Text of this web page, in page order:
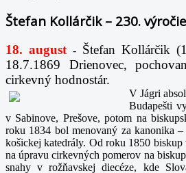
Štefan Kollárčik – 230.
18. august -
Štefan Kollárčik
18.7.1869 Drienovec,
cirkevný hodnostár.
V Jágri
Budapešti
v Sabinove, Prešove, potom na
roku 1834 bol menovaný za kanonika –
košickej katedrály. Od roku 1850 biskup
na úpravu cirkevných pomerov na
snahy v rožňavskej diecéze, kde